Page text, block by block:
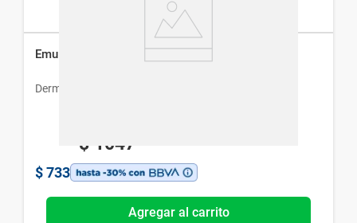
Emulsión de Limpieza Dermur x 150 ml
Dermur
$ 1047
$ 733
Agregar al carrito